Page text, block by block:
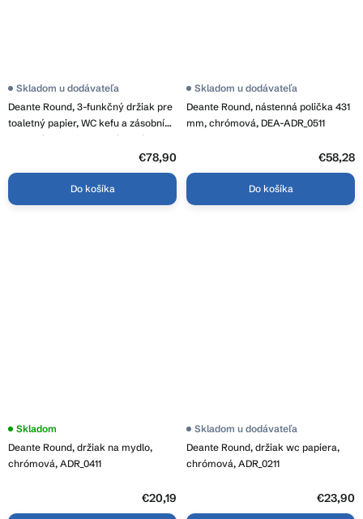
Deante Round, 3-funkčný držiak pre
toaletný papier, WC kefu a zásobník
toaletného papiera, chrómová,
Skladom u dodávateľa
€78,90
Do košíka
Deante Round, nástenná polička 431
mm, chrómová, DEA-ADR_0511
Skladom u dodávateľa
€58,28
Do košíka
Deante Round, držiak na mydlo,
chrómová, ADR_0411
Skladom
€20,19
Deante Round, držiak wc papiera,
chrómová, ADR_0211
Skladom u dodávateľa
€23,90